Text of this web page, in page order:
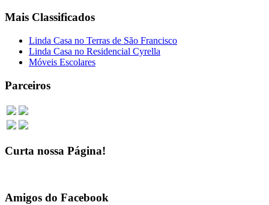
Mais Classificados
Linda Casa no Terras de São Francisco
Linda Casa no Residencial Cyrella
Móveis Escolares
Parceiros
Curta nossa Página!
Amigos do Facebook